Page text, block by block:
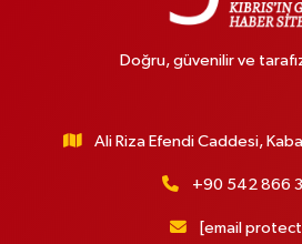
Doğru, güvenilir ve
Ali Riza Efendi Caddesi,
+90 542 866
[email